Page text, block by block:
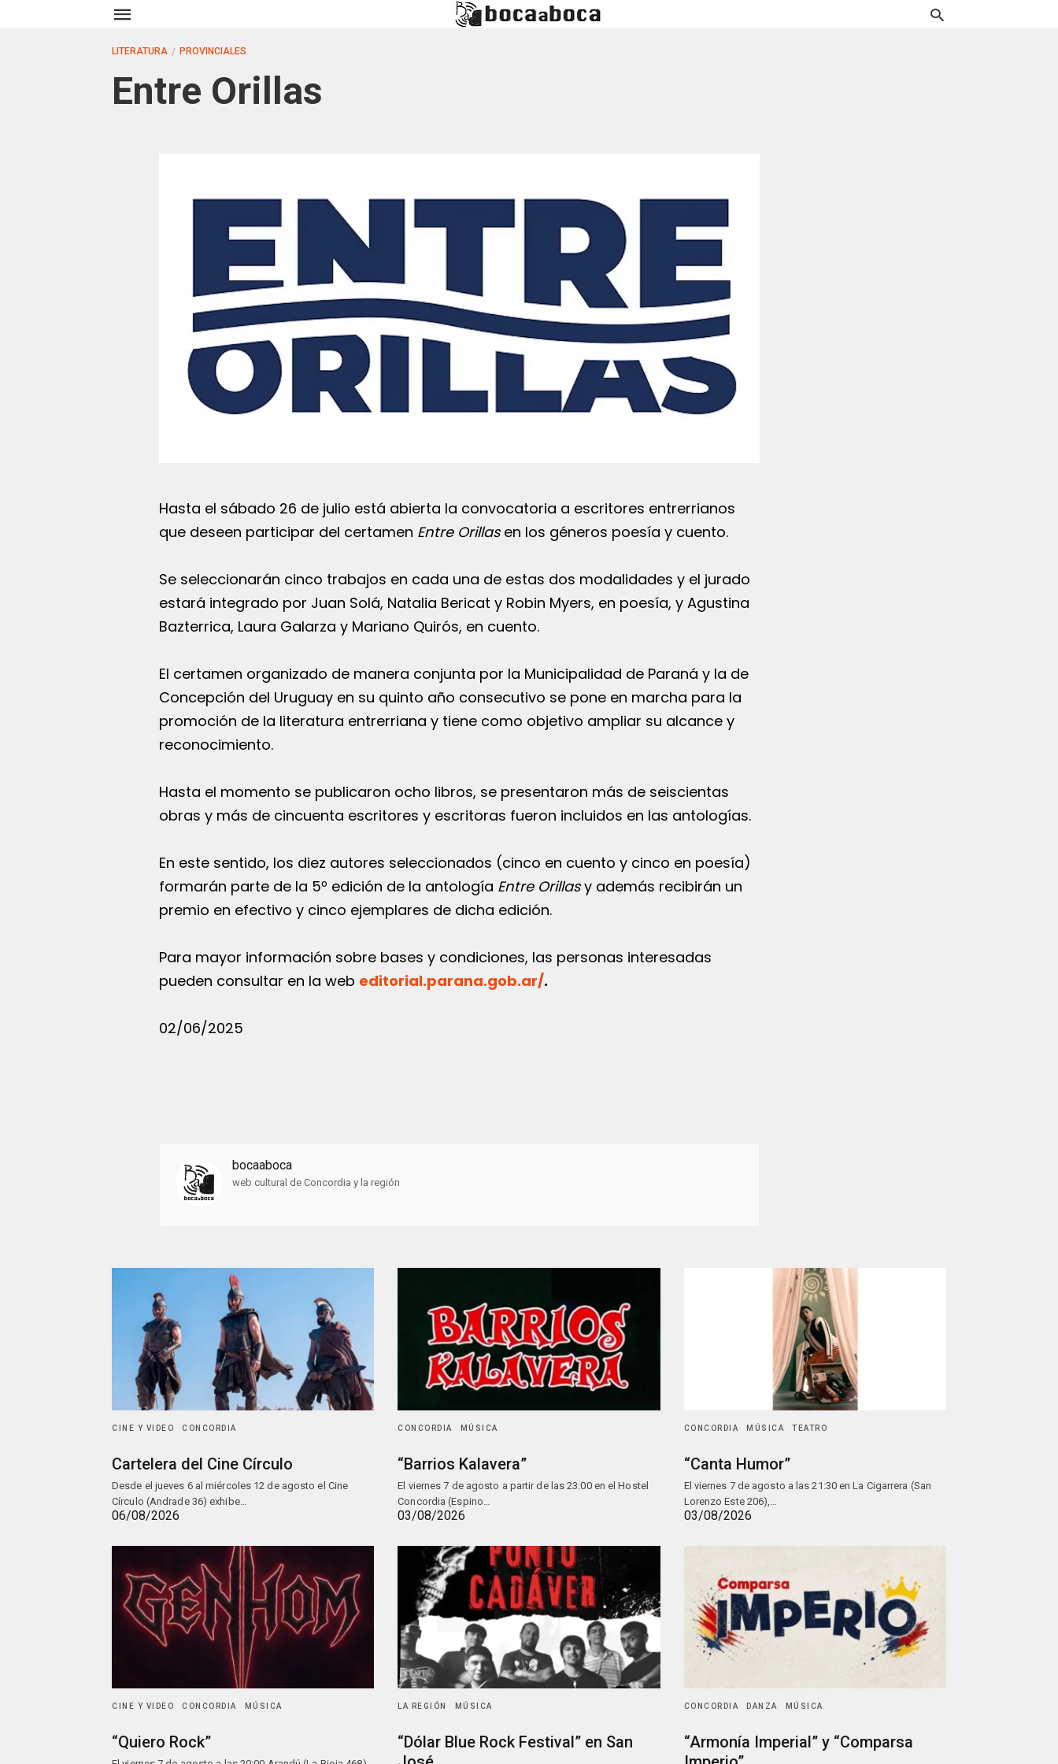
LITERATURA PROVINCIALES
Entre Orillas
Hasta el sábado 26 de julio está abierta la convocatoria a escritores entrerrianos
que deseen participar del certamen Entre Orillasen los géneros poesía y cuento.
Se seleccionarán cinco trabajos en cada una de estas dos modalidades y el jurado
estará integrado por Juan Solá, Natalia Bericat y Robin Myers, en poesía, y Agustina
Bazterrica, Laura Galarza y Mariano Quirós, en cuento.
El certamen organizado de manera conjunta por la Municipalidad de Paraná y la de
Concepción del Uruguay en su quinto año consecutivo se pone en marcha para la
promoción de la literatura entrerriana y tiene como objetivo ampliar su alcance y
reconocimiento.
Hasta el momento se publicaron ocho libros, se presentaron más de seiscientas
obras y más de cincuenta escritores y escritoras fueron incluidos en las antologías.
En este sentido, los diez autores seleccionados (cinco en cuento y cinco en poesía)
formarán parte de la 5º edición de la antología Entre Orillasy además recibirán un
premio en efectivo y cinco ejemplares de dicha edición.
Para mayor información sobre bases y condiciones, las personas interesadas
pueden consultar en la web editorial.parana.gob.ar/.
02/06/2025
bocaaboca
web cultural de Concordia y la región
CINE Y VIDEO CONCORDIA
Cartelera del Cine Círculo
Desde el jueves 6 al miércoles 12 de agosto el Cine
Círculo (Andrade 36) exhibe…
06/08/2026
CONCORDIA MÚSICA
“Barrios Kalavera”
El viernes 7 de agosto a partir de las 23:00 en el Hostel
Concordia (Espino…
03/08/2026
CONCORDIA MÚSICA TEATRO
“Canta Humor”
El viernes 7 de agosto a las 21:30 en La Cigarrera (San
Lorenzo Este 206),…
03/08/2026
CINE Y VIDEO CONCORDIA MÚSICA
“Quiero Rock”
LA REGIÓN MÚSICA
“Dólar Blue Rock Festival” en San
CONCORDIA DANZA MÚSICA
“Armonía Imperial” y “Comparsa